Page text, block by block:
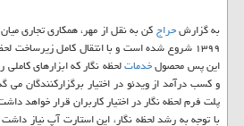
به گزارشحراجکن به نقل از مهر، همکاری تجاری
۱۳۹۹ شروع شده است و با انتقال کامل زیرساخت
این پس محصولخدماتلحظه نگار که ابزارهای کاملی
و کسب درآمد از ویدئو در اختیار برگزارکنندگان می
پلت فرم لحظه نگار در اختیار کاربران قرار خواهد
با توجه به رشد لحظه نگار، این استارت آپ نیاز